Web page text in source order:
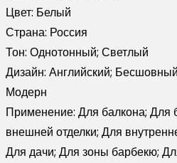
Цвет: Белый
Страна: Россия
Тон: Однотонный; Светлый
Дизайн: Английский;
Модерн
Применение: Для балкона; Для
внешней отделки; Для
Для дачи; Для зоны барбекю;